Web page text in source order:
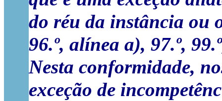
do réu da instância ou
96.º, alínea a), 97.º,
Nesta conformidade,
exceção de